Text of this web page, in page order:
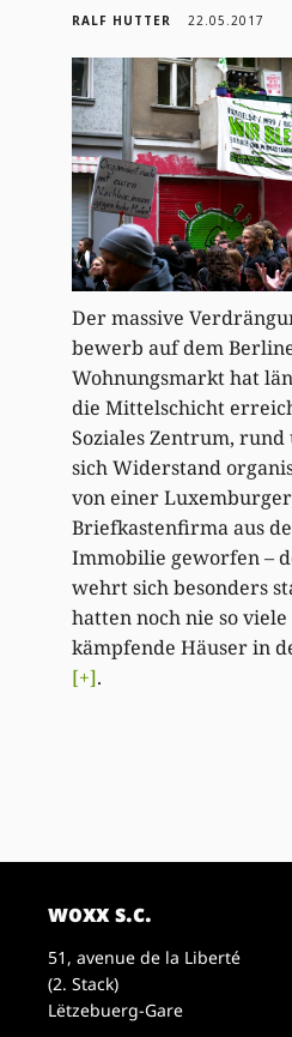
RALF HUTTER 22.05.2017
Der massive
bewerb auf dem
Wohnungsmarkt hat
die Mittelschicht
Soziales Zentrum, rund
sich Widerstand
von einer Luxemburger
Briefkastenfirma aus
Immobilie geworfen –
wehrt sich besonders
hatten noch nie so viele
kämpfende Häuser in
[+].
woxx s.c.
51, avenue de la Liberté
(2. Stack)
Lëtzebuerg-Gare